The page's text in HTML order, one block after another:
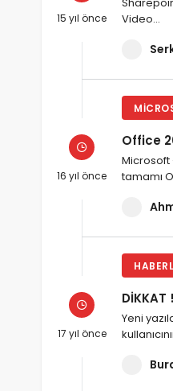
15 yıl önce
Video…
16 yıl önce
Office
Microsoft
tamamı
17 yıl önce
Yeni